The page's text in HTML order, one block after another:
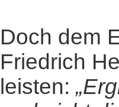
Doch dem
Friedrich
leisten: